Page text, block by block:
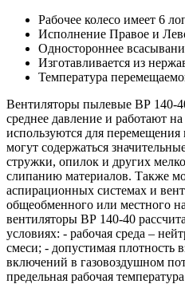
Рабочее колесо имеет 6
Исполнение Правое и
Одностороннее
Изготавливается из
Температура
Вентиляторы пылевые ВР 140-
среднее давление и работают
используются для
могут содержаться
стружки, опилок и других
слипанию материалов. Также
аспирационных системах и
общеобменного или местного
вентиляторы ВР 140-40
условиях: - рабочая среда –
смеси; - допустимая
включений в газовоздушном
предельная рабочая